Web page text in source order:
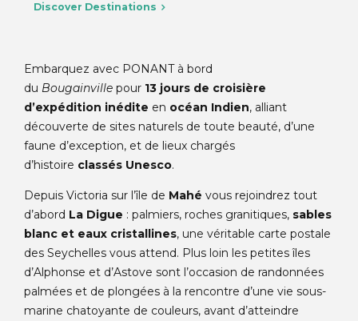
Discover Destinations
Embarquez avec PONANT à bord
du Bougainville pour 13 jours de croisière
d’expédition inédite en océan Indien, alliant
découverte de sites naturels de toute beauté, d’une
faune d’exception, et de lieux chargés
d’histoire classés Unesco.
Depuis Victoria sur l’île de Mahé vous rejoindrez tout
d’abord La Digue : palmiers, roches granitiques, sables
blanc et eaux cristallines, une véritable carte postale
des Seychelles vous attend. Plus loin les petites îles
d’Alphonse et d’Astove sont l’occasion de randonnées
palmées et de plongées à la rencontre d’une vie sous-
marine chatoyante de couleurs, avant d’atteindre